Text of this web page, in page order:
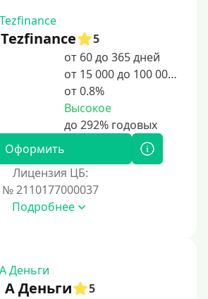
Tezfinance
5
от 60 до 365 дней
от 15 000 до 100 000 ₽
от 0.8%
Высокое
Оформить
Лицензия ЦБ:
№ 2110177000037
Подробнее
А Деньги
5